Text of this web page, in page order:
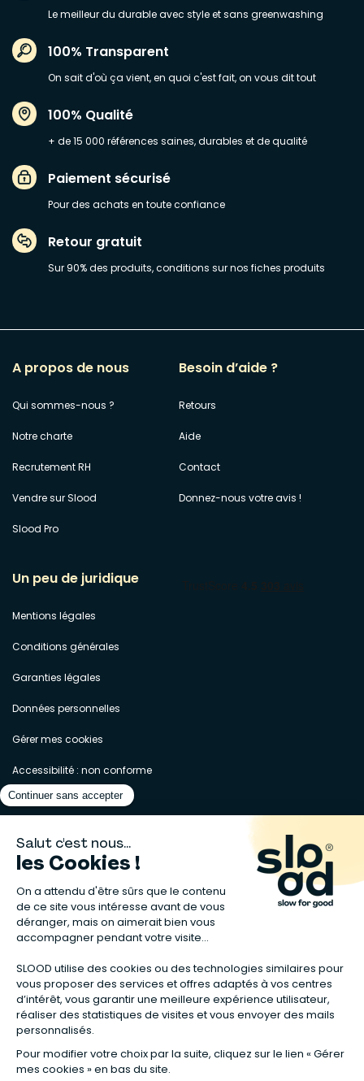
Le meilleur du durable avec style et sans greenwashing
100% Transparent
On sait d'où ça vient, en quoi c'est fait, on vous dit tout
100% Qualité
+ de 15 000 références saines, durables et de qualité
Paiement sécurisé
Pour des achats en toute confiance
Retour gratuit
Sur 90% des produits, conditions sur nos fiches produits
A propos de nous
Qui sommes-nous ?
Notre charte
Recrutement RH
Vendre sur Slood
Slood Pro
Besoin d’aide ?
Retours
Aide
Contact
Donnez-nous votre avis !
Un peu de juridique
Mentions légales
Conditions générales
Garanties légales
Données personnelles
Gérer mes cookies
Accessibilité : non conforme
Matelas naturels⋅Graines bio⋅ Lits bébés en bois⋅Déodorant bio⋅Sapin
en bois⋅Complement alimentaire naturel
Calendrier de l’Avent gourmand⋅Couche bio⋅Anti-nuisible⋅Poeles
Ventilateurs de plafond